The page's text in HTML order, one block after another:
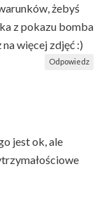
żebyś
z pokazu bomba
więcej zdjęć :)
Odpowiedz
jest ok, ale